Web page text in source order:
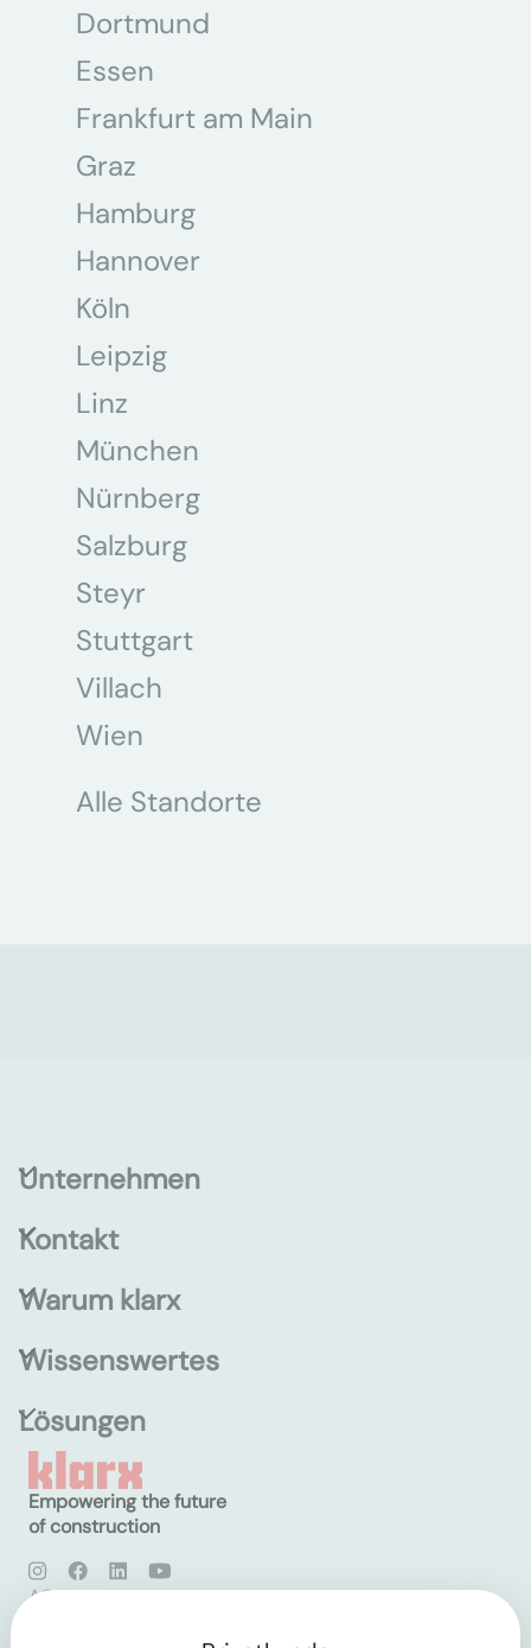
Dortmund
Essen
Frankfurt am Main
Graz
Hamburg
Hannover
Köln
Leipzig
Linz
München
Nürnberg
Salzburg
Steyr
Stuttgart
Villach
Wien
Alle Standorte
Unternehmen
Kontakt
Warum klarx
Wissenswertes
Lösungen
Empowering the future
of construction
AGB